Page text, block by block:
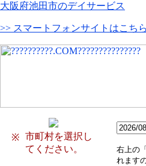
大阪府池田市のデイサービス
>> スマートフォンサイトはこちら
※
市町村を選択し
てください。
右上の
れます